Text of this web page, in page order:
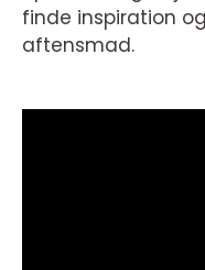
finde inspiration
aftensmad.